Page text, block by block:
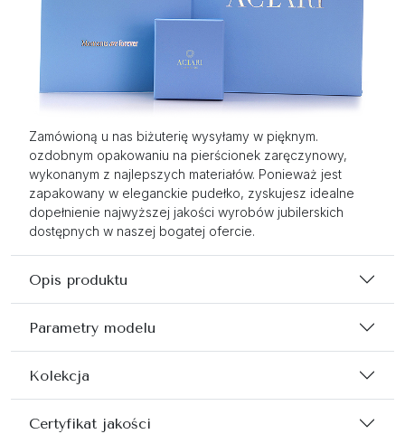
Zamówioną u nas biżuterię wysyłamy w pięknym.
ozdobnym opakowaniu na pierścionek zaręczynowy,
wykonanym z najlepszych materiałów. Ponieważ jest
zapakowany w eleganckie pudełko, zyskujesz idealne
dopełnienie najwyższej jakości wyrobów jubilerskich
dostępnych w naszej bogatej ofercie.
Opis produktu
Parametry modelu
Kolekcja
Certyfikat jakości